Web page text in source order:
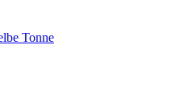
Tonne